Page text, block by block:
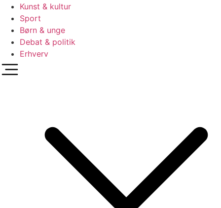
Kunst & kultur
Sport
Børn & unge
Debat & politik
Erhverv